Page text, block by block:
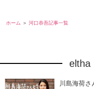
ホーム 河口恭吾記事一覧
eltha
川島海荷さ